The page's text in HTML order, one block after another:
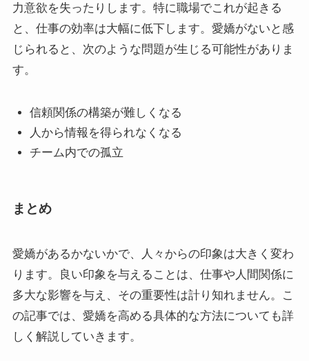
力意欲を失ったりします。特に職場でこれが起きる
と、仕事の効率は大幅に低下します。愛嬌がないと感
じられると、次のような問題が生じる可能性がありま
す。
信頼関係の構築が難しくなる
人から情報を得られなくなる
チーム内での孤立
まとめ
愛嬌があるかないかで、人々からの印象は大きく変わ
ります。良い印象を与えることは、仕事や人間関係に
多大な影響を与え、その重要性は計り知れません。こ
の記事では、愛嬌を高める具体的な方法についても詳
しく解説していきます。